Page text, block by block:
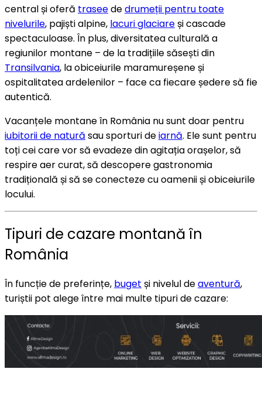
central și oferă traseededrumeții pentru toate
nivelurile, pajiști alpine, lacuri glaciareși cascade
spectaculoase. În plus, diversitatea culturală a
regiunilor montane – de la tradițiile săsești din
Transilvania, la obiceiurile maramureșene și
ospitalitatea ardelenilor – face ca fiecare ședere să fie
autentică.
Vacanțele montane în România nu sunt doar pentru
iubitorii de natură sau sporturi deiarnă. Ele sunt pentru
toți cei care vor să evadeze din agitația orașelor, să
respire aer curat, să descopere gastronomia
tradițională și să se conecteze cu oamenii și obiceiurile
locului.
Tipuri de cazare montană în
România
În funcție de preferințe, buget și nivelul deaventură,
turiștii pot alege între mai multe tipuri de cazare: